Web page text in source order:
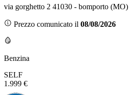
via gorghetto 2 41030 - bomporto (MO)
Prezzo comunicato il 08/08/2026
Benzina
SELF
1.999 €